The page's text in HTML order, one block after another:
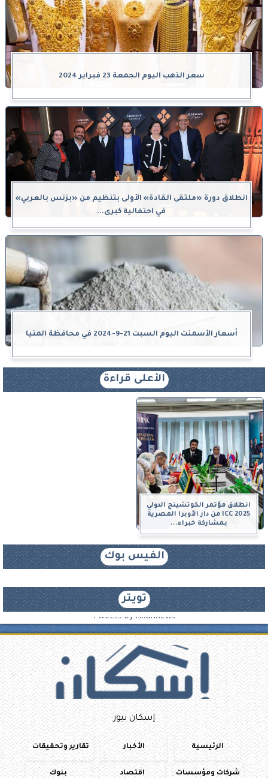
سعر الذهب اليوم الجمعة 23 فبراير 2024
انطلاق دورة «ملتقى القادة» الأولى بتنظيم من «بزنس بالعربي»
في احتفالية كبرى...
أسعار الأسمنت اليوم السبت 21-9-2024 في محافظة المنيا
الأعلى قراءة
انطلاق مؤتمر الكوتشينج الدولي
ICC 2025 من دار الأوبرا المصرية
بمشاركة خبراء...
الفيس بوك
تويتر
Tweets by iskannews
إسكان نيوز
الرئيسية الأخبار تقارير وتحقيقات
شركات ومؤسسات اقتصاد بنوك